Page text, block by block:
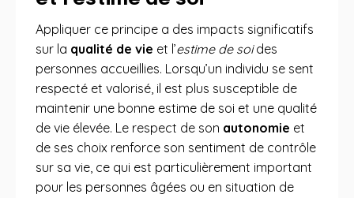
Appliquer ce principe a des impacts significatifs
sur la qualité de vie et l’estime de soides
personnes accueillies. Lorsqu’un individu se sent
respecté et valorisé, il est plus susceptible de
maintenir une bonne estime de soi et une qualité
de vie élevée. Le respect de son autonomie et
de ses choix renforce son sentiment de contrôle
sur sa vie, ce qui est particulièrement important
pour les personnes âgées ou en situation de